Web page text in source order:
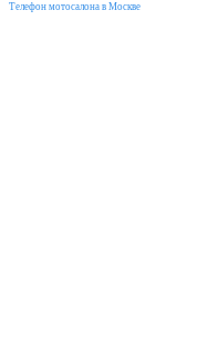
Телефон мотосалона в Москве